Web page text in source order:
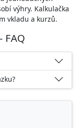
výhry. Kalkulačka
vkladu a kurzů.
FAQ